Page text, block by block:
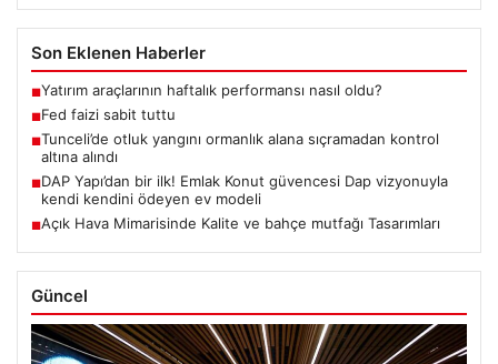
Son Eklenen Haberler
■Yatırım araçlarının haftalık performansı nasıl oldu?
■Fed faizi sabit tuttu
■Tunceli’de otluk yangını ormanlık alana sıçramadan kontrol
altına alındı
■DAP Yapı’dan bir ilk! Emlak Konut güvencesi Dap vizyonuyla
kendi kendini ödeyen ev modeli
■Açık Hava Mimarisinde Kalite ve bahçe mutfağı Tasarımları
Güncel